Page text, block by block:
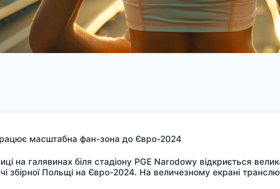
масштабна фан-зона до Євро-2024
на галявинах біля стадіону PGE Narodowy відкриється
збірної Польщі на Євро-2024. На величезному екрані